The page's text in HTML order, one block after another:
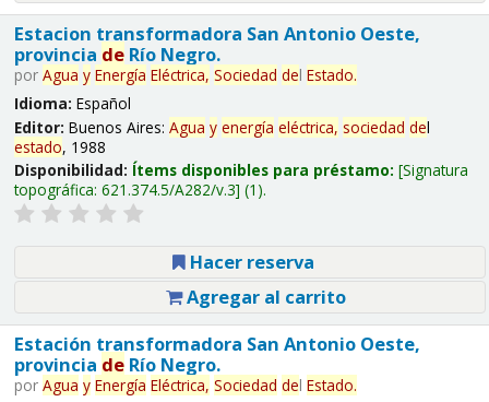
Estacion transformadora San Antonio Oeste,
provincia deRío Negro.
por Agua y Energía Eléctrica, Sociedad del Estado.
Idioma: Español
Editor: Buenos Aires: Agua y energía eléctrica, sociedad del
estado, 1988
Disponibilidad: Ítems disponibles para préstamo: Signatura
topográfica: 621.374.5/A282/v.3 (1).
Hacer reserva
Agregar al carrito
Estación transformadora San Antonio Oeste,
provincia deRío Negro.
por Agua y Energía Eléctrica, Sociedad del Estado.